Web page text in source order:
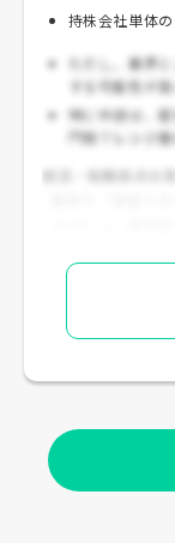
持株会社単体
ただし、業界
する可能性が
特に中途は、
門職で
レンジ
就活・転職視点の見